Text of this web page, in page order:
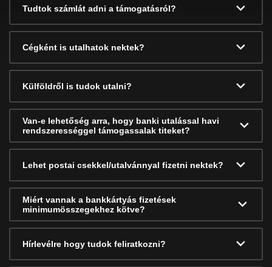
Tudtok számlát adni a támogatásról?
Cégként is utalhatok nektek?
Külföldről is tudok utalni?
Van-e lehetőség arra, hogy banki utalással havi
rendszerességgel támogassalak titeket?
Lehet postai csekkel/utalvánnyal fizetni nektek?
Miért vannak a bankkártyás fizetések
minimumösszegekhez kötve?
Hírlevélre hogy tudok feliratkozni?